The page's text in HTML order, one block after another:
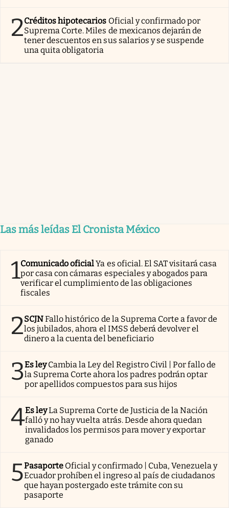
2Créditos hipotecarios Oficial y confirmado por
Suprema Corte. Miles de mexicanos dejarán de
tener descuentos en sus salarios y se suspende
una quita obligatoria
Las más leídas El Cronista México
1Comunicado oficialYa es oficial. El SAT visitará casa
por casa con cámaras especiales y abogados para
verificar el cumplimiento de las obligaciones
fiscales
2SCJNFallo histórico de la Suprema Corte a favor de
los jubilados, ahora el IMSS deberá devolver el
dinero a la cuenta del beneficiario
3Es ley Cambia la Ley del Registro Civil | Por fallo de
la Suprema Corte ahora los padres podrán optar
por apellidos compuestos para sus hijos
4Es leyLa Suprema Corte de Justicia de la Nación
falló y no hay vuelta atrás. Desde ahora quedan
invalidados los permisos para mover y exportar
ganado
5Pasaporte Oficial y confirmado | Cuba, Venezuela y
Ecuador prohíben el ingreso al país de ciudadanos
que hayan postergado este trámite con su
pasaporte